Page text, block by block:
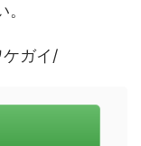
ケガイ/